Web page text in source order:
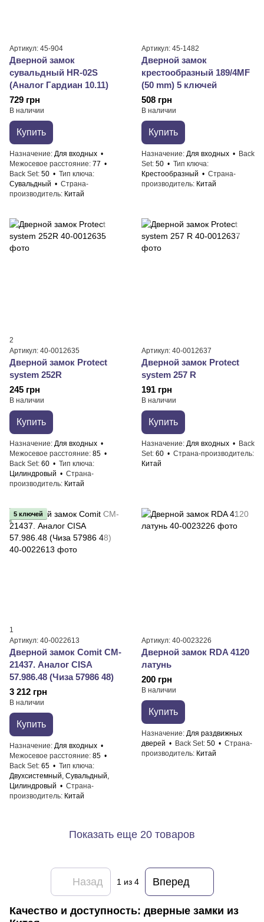
Артикул: 45-904
Дверной замок
сувальдный HR-02S
(Аналог Гардиан 10.11)
729 грн
В наличии
Купить
Назначение Для входных
Межосевое расстояние 77
Back Set 50
Тип ключа
Сувальдный
Страна-
производитель Китай
Артикул: 45-1482
Дверной замок
крестообразный 189/4MF
(50 mm) 5 ключей
508 грн
В наличии
Купить
Назначение Для входных
Back
Set 50
Тип ключа
Крестообразный
Страна-
производитель Китай
2
Артикул: 40-0012635
Дверной замок ​Protect
system 252R
245 грн
В наличии
Купить
Назначение Для входных
Межосевое расстояние 85
Back Set 60
Тип ключа
Цилиндровый
Страна-
производитель Китай
Артикул: 40-0012637
Дверной замок ​Protect
system 257 R
191 грн
В наличии
Купить
Назначение Для входных
Back
Set 60
Страна-производитель
Китай
5 ключей
1
Артикул: 40-0022613
Дверной замок Comit CM-
21437. Аналог CISA
57.986.48 (Чиза 57986 48)
3 212 грн
В наличии
Купить
Назначение Для входных
Межосевое расстояние 85
Back Set 65
Тип ключа
Двухсистемный, Сувальдный,
Цилиндровый
Страна-
производитель Китай
Артикул: 40-0023226
Дверной замок RDA 4120
латунь
200 грн
В наличии
Купить
Назначение Для раздвижных
дверей
Back Set 50
Страна-
производитель Китай
Показать еще 20 товаров
Назад 1 из 4 Вперед
Качество и доступность: дверные замки из